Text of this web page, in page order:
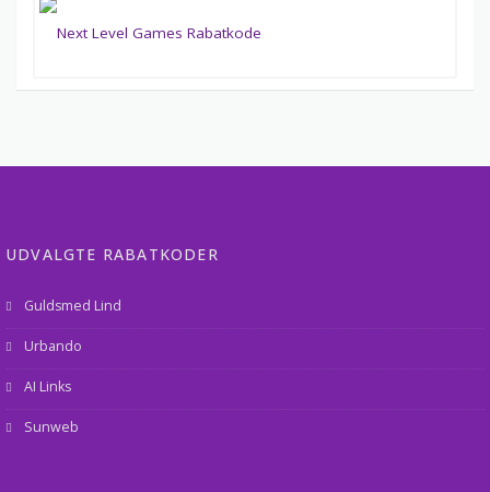
UDVALGTE RABATKODER
Guldsmed Lind
Urbando
AI Links
Sunweb